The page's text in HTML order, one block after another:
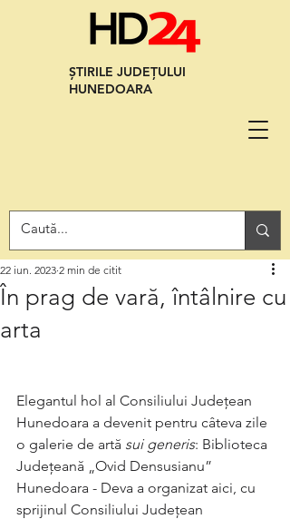
ȘTIRILE JUDEȚULUI
HUNEDOARA
În prag de vară, întâlnire cu
arta
22 iun. 2023 2 min de citit
Elegantul hol al Consiliului Județean
Hunedoara a devenit pentru câteva zile
o galerie de artă sui generis: Biblioteca
Județeană „Ovid Densusianu”
Hunedoara - Deva a organizat aici, cu
sprijinul Consiliului Județean